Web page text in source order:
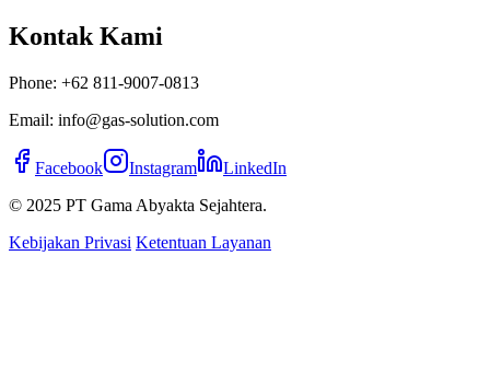
Kontak Kami
Phone: +62 811-9007-0813
Email: info@gas-solution.com
Facebook Instagram
LinkedIn
© 2025 PT Gama Abyakta Sejahtera.
Kebijakan Privasi Ketentuan Layanan